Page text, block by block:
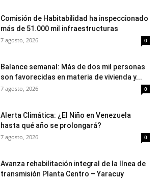
Comisión de Habitabilidad ha inspeccionado
más de 51.000 mil infraestructuras
7 agosto, 2026 0
Balance semanal: Más de dos mil personas
son favorecidas en materia de vivienda y...
7 agosto, 2026 0
Alerta Climática: ¿El Niño en Venezuela
hasta qué año se prolongará?
7 agosto, 2026 0
Avanza rehabilitación integral de la línea de
transmisión Planta Centro – Yaracuy